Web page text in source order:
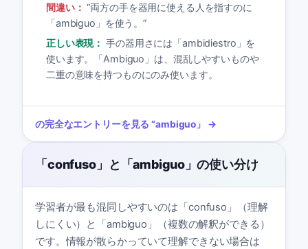
間違い： “両方の手を器用に使える人を指すのに
「ambiguo」を使う。”
正しい表現： 手の器用さには「ambidiestro」を
使います。「Ambiguo」は、混乱しやすいものや
二重の意味を持つものにのみ使います。
の完全なエントリーを見る “ambiguo 」 →
「confuso」と「ambiguo」の使い分け
学習者が最も混同しやすいのは「confuso」（理解
しにくい）と「ambiguo」（複数の解釈ができる）
です。情報が散らかっていて理解できない場合は